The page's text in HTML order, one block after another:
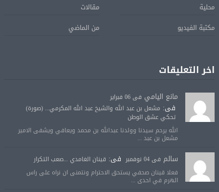
محلية
مقالات
مكتبة الفيديو
من الماضي
اخر التعليقات
مانع اليامي فى 06 فبراير
فى: مشعل بن عبد الله والشيخ عبد الله المكرمي... (صورة)
تحكي عشق الوطن
الله يرحم سيدنا وولدنا عبدالله بن محمد ويعافي ويشفى الامير
مشعل بن عبد ...
سالم فى 04 نوفمبر فى: قينان الغامدي ...صعب التكرار
فعلا قينان صحفي يستحق الاحترام ونتمنى ان نراه على راس
الهرم في احدى ...